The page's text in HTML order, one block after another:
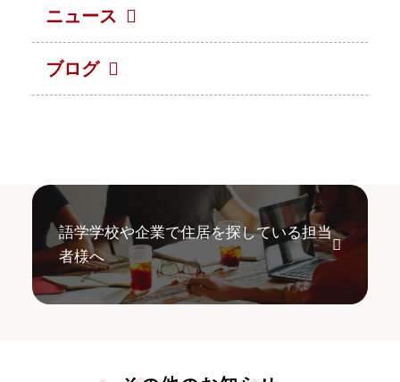
ニュース
ブログ
語学学校や企業で住居を探している担当
者様へ